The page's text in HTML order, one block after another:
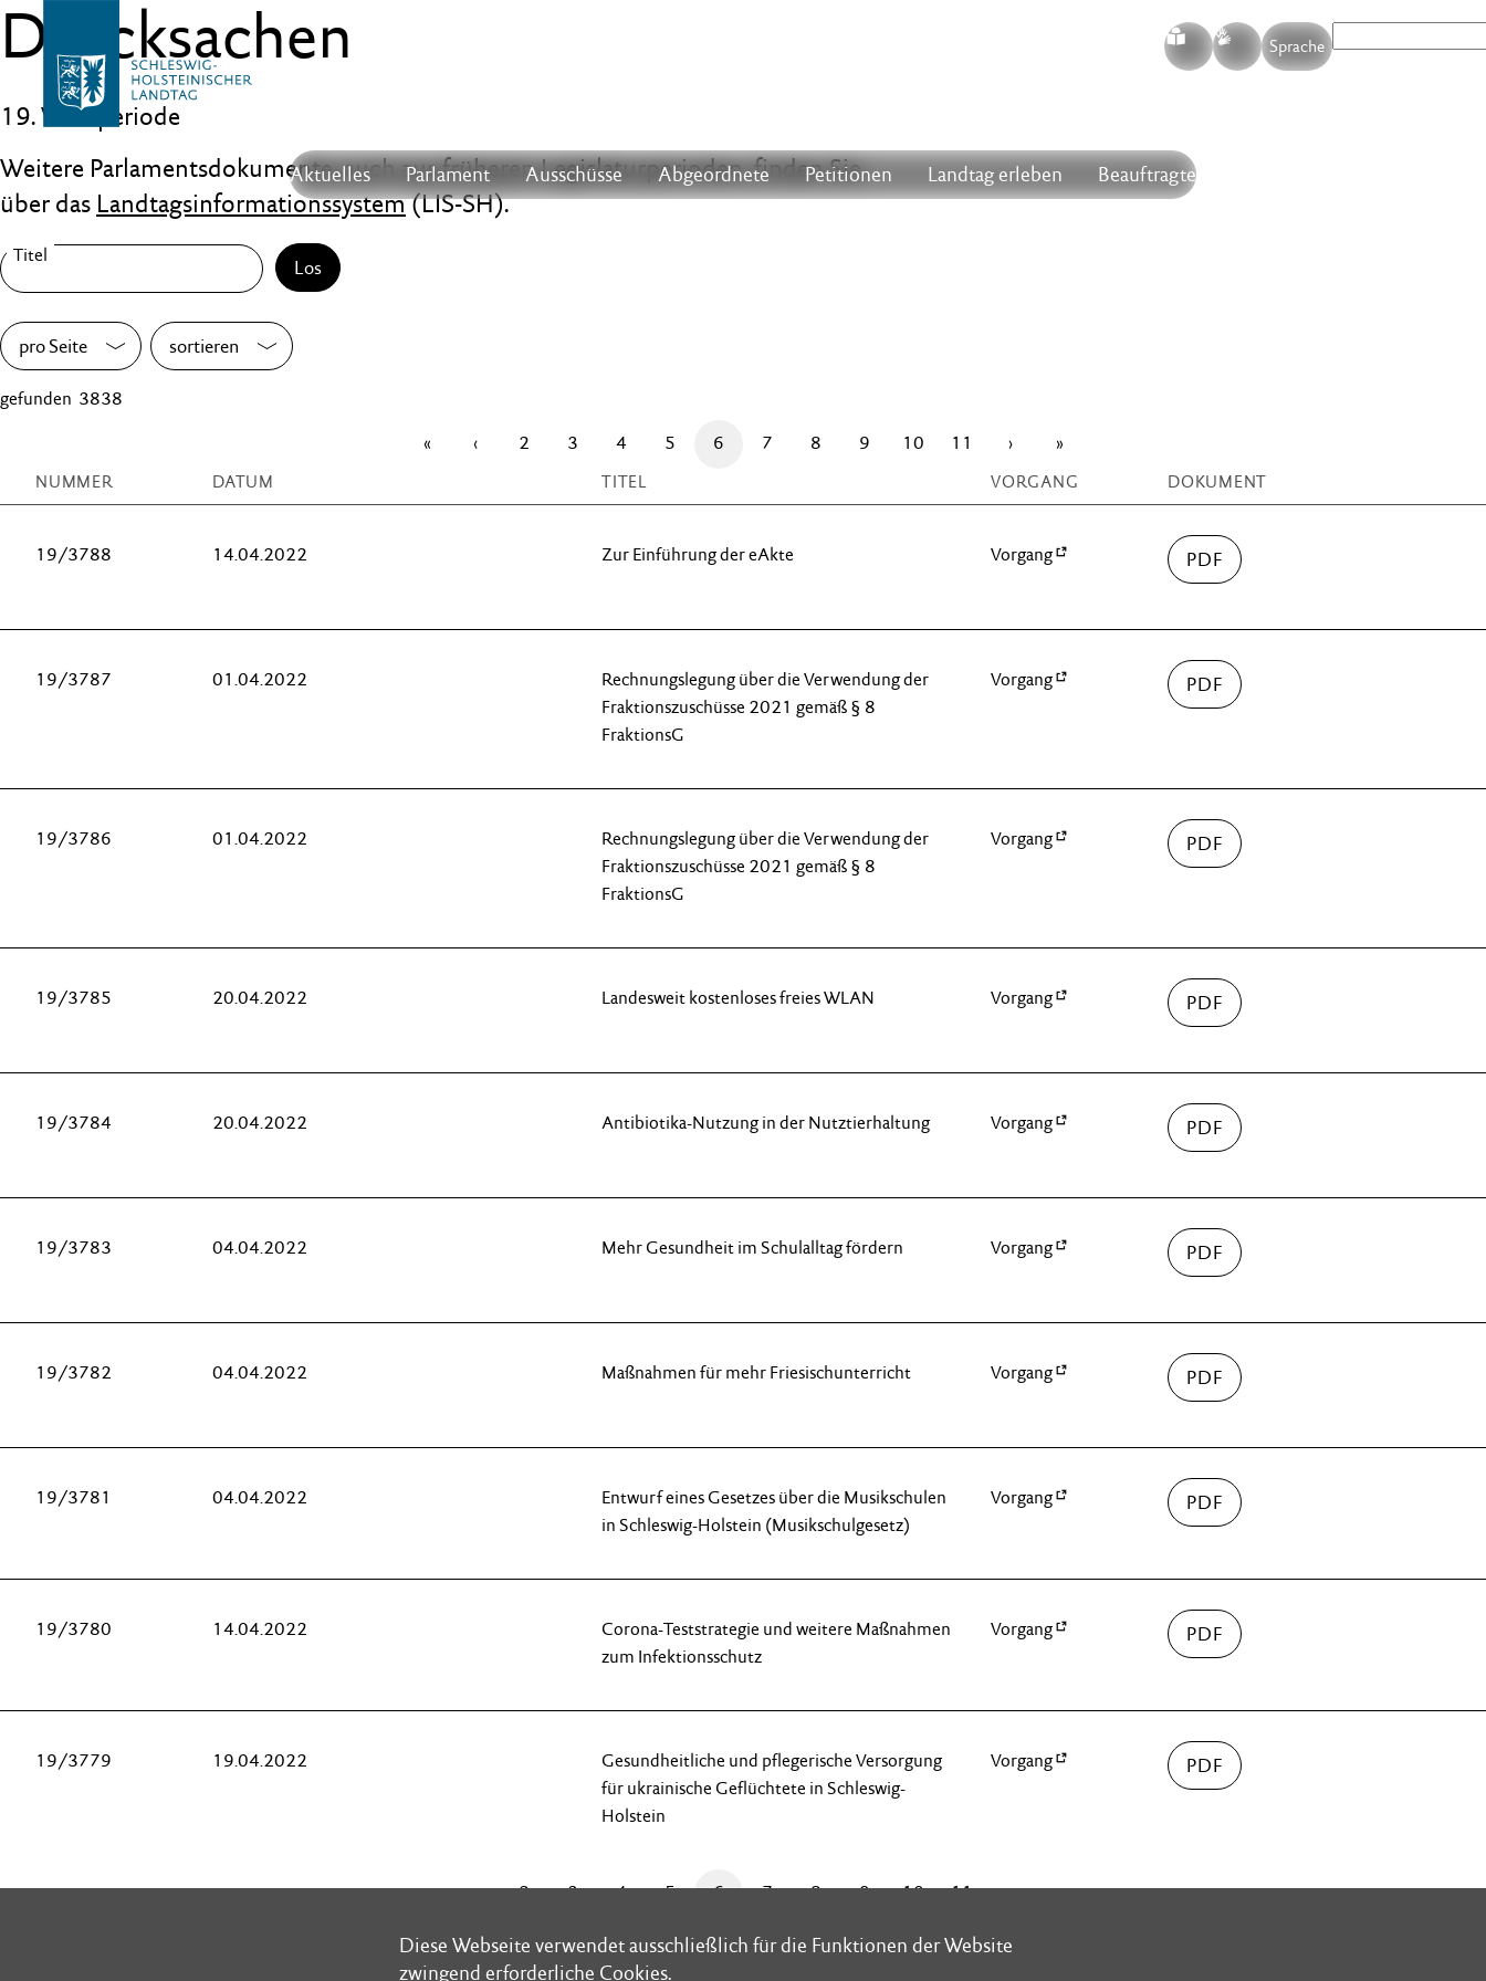
Diese Webseite verwendet ausschließlich für die Funktionen der Website
zwingend erforderliche Cookies.
Diese Webseite verwendet ausschließlich für die Funktionen der Website
zwingend erforderliche Cookies.
S G Sprache
Aktuelles Parlament Ausschüsse Abgeordnete Petitionen Landtag erleben Beauftragte
Drucksachen
19. Wahlperiode
Weitere Parlamentsdokumente, auch aus früheren Legislaturperioden, finden Sie
über das Landtagsinformationssystem(LIS-SH).
Los
pro Seite sortieren
gefunden 3838
« ‹ 2 3 4 5 6 7 8 9 10 11 ›
»
NUMMER
DATUM TITEL VORGANG DOKUMENT
19/3788 14.04.2022 Zur Einführung der eAkte Vorgang
19/3787 01.04.2022
Rechnungslegung über die Verwendung der
Fraktionszuschüsse 2021 gemäß § 8
FraktionsG
Vorgang
19/3786 01.04.2022
Rechnungslegung über die Verwendung der
Fraktionszuschüsse 2021 gemäß § 8
FraktionsG
Vorgang
19/3785 20.04.2022 Landesweit kostenloses freies WLAN Vorgang
19/3784 20.04.2022 Antibiotika-Nutzung in der Nutztierhaltung Vorgang
19/3783 04.04.2022 Mehr Gesundheit im Schulalltag fördern Vorgang
19/3782 04.04.2022 Maßnahmen für mehr Friesischunterricht Vorgang
19/3781 04.04.2022
Entwurf eines Gesetzes über die Musikschulen
in Schleswig-Holstein (Musikschulgesetz)
Vorgang
19/3780 14.04.2022
Corona-Teststrategie und weitere Maßnahmen
zum Infektionsschutz
Vorgang
19/3779 19.04.2022
Gesundheitliche und pflegerische Versorgung
für ukrainische Geflüchtete in Schleswig-
Holstein
Vorgang
« ‹ 2 3 4 5 6 7 8 9 10 11 › »